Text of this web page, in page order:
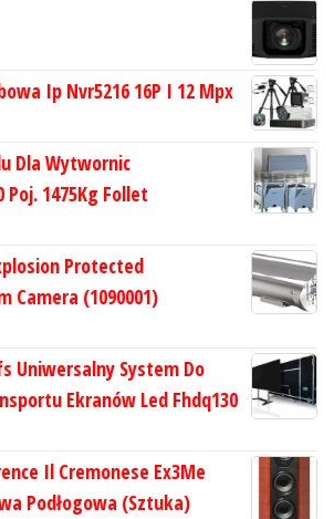
Ip Nvr5216 16P I 12 Mpx
Dla Wytwornic
Poj. 1475Kg Follet
Protected
Camera (1090001)
Uniwersalny System Do
Ekranów Led Fhdq130
Il Cremonese Ex3Me
Podłogowa (Sztuka)